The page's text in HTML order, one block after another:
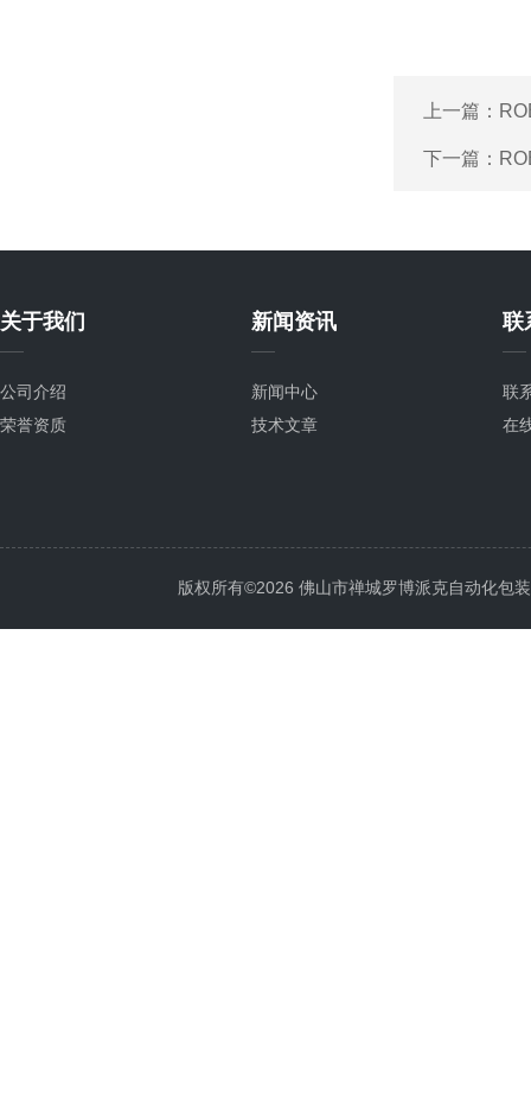
上一篇：
下一篇：
关于我们
公司介绍
荣誉资质
新闻资讯
新闻中心
技术文章
联
联
在
版权所有©2026 佛山市禅城罗博派克自动化